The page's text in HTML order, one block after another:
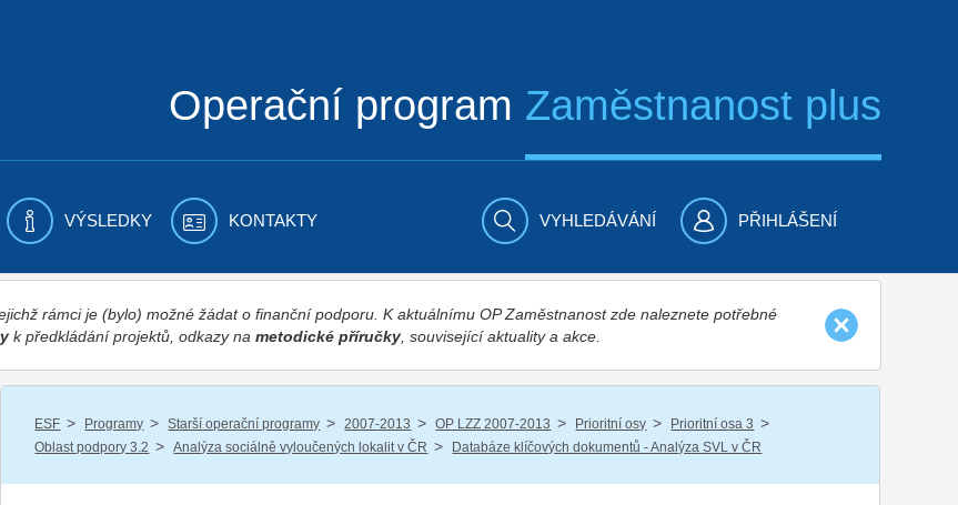
Operační program Zaměstnanost plus
VÝSLEDKY KONTAKTY VYHLEDÁVÁNÍ PŘIHLÁŠENÍ
rámci je (bylo) možné žádat o finanční podporu. K aktuálnímu OP Zaměstnanost zde naleznete potřebné
k předkládání projektů, odkazy na metodické příručky, související aktuality a akce.
ESF / Programy / Starší operační programy / 2007-2013 / OP LZZ 2007-2013 / Prioritní osy / Prioritní osa 3 /
Oblast podpory 3.2 / Analýza sociálně vyloučených lokalit v ČR / Databáze klíčových dokumentů - Analýza SVL v ČR